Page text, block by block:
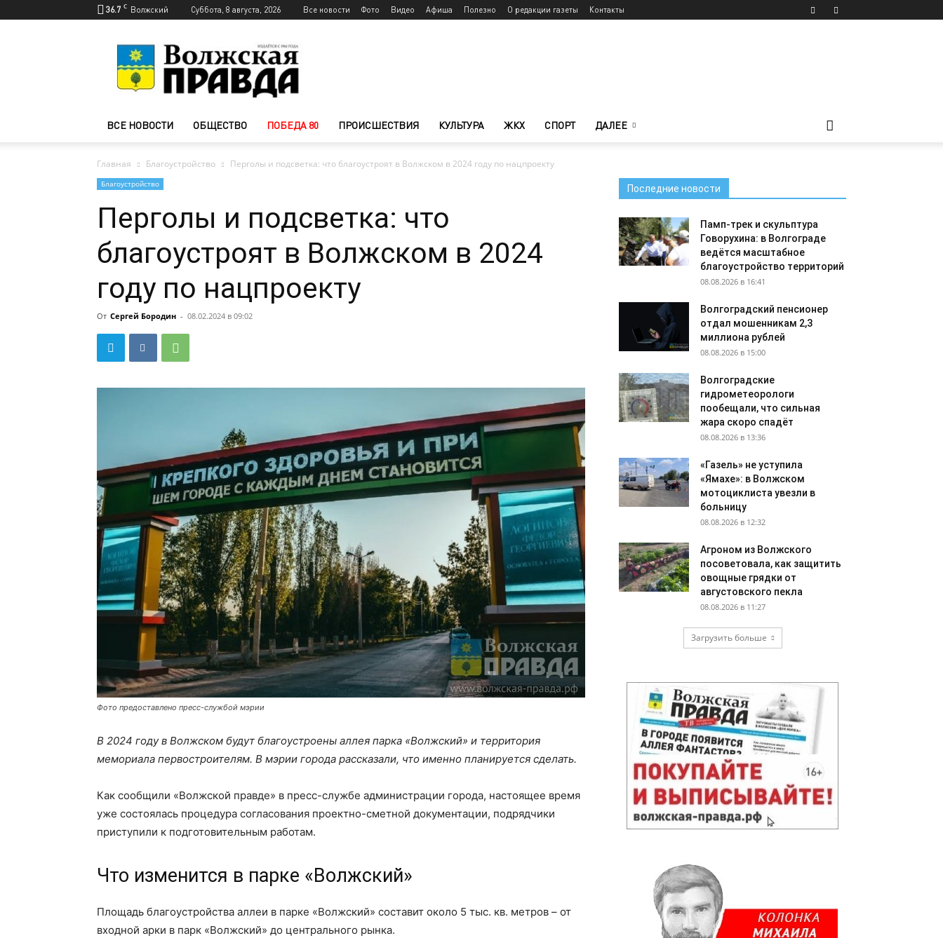
36.7 C Волжский Суббота, 8 августа, 2026 Все новости Фото Видео Афиша Полезно О редакции газеты Контакты
Волжского
—
Волжская
ВСЕ НОВОСТИ ОБЩЕСТВО ПОБЕДА 80 ПРОИСШЕСТВИЯ КУЛЬТУРА ЖКХ СПОРТ ДАЛЕЕ
Главная Благоустройство Перголы и подсветка: что благоустроят в Волжском в 2024 году по нацпроекту
Благоустройство
Перголы и подсветка: что
благоустроят в Волжском в 2024
году по нацпроекту
От Сергей Бородин - 08.02.2024 в 09:02
Фото предоставлено пресс-службой мэрии
В 2024 году в Волжском будут благоустроены аллея парка «Волжский» и территория
мемориала первостроителям. В мэрии города рассказали, что именно планируется сделать.
Как сообщили «Волжской правде» в пресс-службе администрации города, настоящее время
уже состоялась процедура согласования проектно-сметной документации, подрядчики
приступили к подготовительным работам.
Что изменится в парке «Волжский»
Площадь благоустройства аллеи в парке «Волжский» составит около 5 тыс. кв. метров – от
входной арки в парк «Волжский» до центрального рынка.
Последние новости
Памп-трек и скульптура
Говорухина: в Волгограде
ведётся масштабное
благоустройство территорий
08.08.2026 в 16:41
Волгоградский пенсионер
отдал мошенникам 2,3
миллиона рублей
08.08.2026 в 15:00
Волгоградские
гидрометеорологи
пообещали, что сильная
жара скоро спадёт
08.08.2026 в 13:36
«Газель» не уступила
«Ямахе»: в Волжском
мотоциклиста увезли в
больницу
08.08.2026 в 12:32
Агроном из Волжского
посоветовала, как защитить
овощные грядки от
августовского пекла
08.08.2026 в 11:27
Загрузить больше